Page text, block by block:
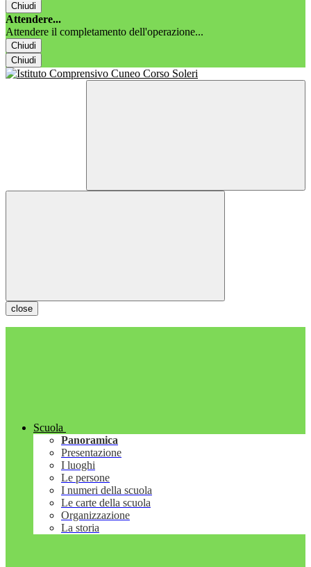
Chiudi
Attendere...
Attendere il completamento dell'operazione...
Chiudi
Chiudi
close
Scuola
Panoramica
Presentazione
I luoghi
Le persone
I numeri della scuola
Le carte della scuola
Organizzazione
La storia